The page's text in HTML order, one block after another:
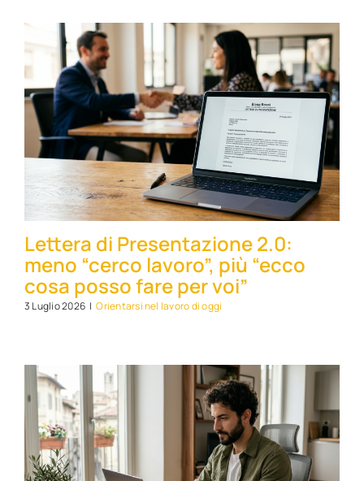
Lettera di Presentazione 2.0:
meno “cerco lavoro”, più “ecco
cosa posso fare per voi”
3 Luglio 2026 | Orientarsi nel lavoro di oggi